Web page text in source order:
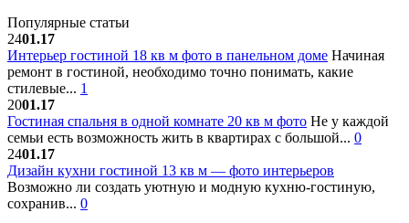
Популярные статьи
2401.17
Интерьер гостиной 18 кв м фото в панельном доме Начиная
ремонт в гостиной, необходимо точно понимать, какие
стилевые... 1
2001.17
Гостиная спальня в одной комнате 20 кв м фото Не у каждой
семьи есть возможность жить в квартирах с большой... 0
2401.17
Дизайн кухни гостиной 13 кв м — фото интерьеров
Возможно ли создать уютную и модную кухню-гостиную,
сохранив... 0